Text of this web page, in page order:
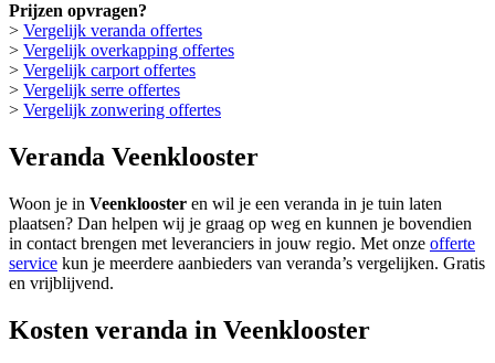
Prijzen opvragen?
> Vergelijk veranda offertes
> Vergelijk overkapping offertes
> Vergelijk carport offertes
> Vergelijk serre offertes
> Vergelijk zonwering offertes
Veranda Veenklooster
Woon je in Veenklooster en wil je een veranda in je tuin laten
plaatsen? Dan helpen wij je graag op weg en kunnen je bovendien
in contact brengen met leveranciers in jouw regio. Met onze offerte
service kun je meerdere aanbieders van veranda’s vergelijken. Gratis
en vrijblijvend.
Kosten veranda in Veenklooster